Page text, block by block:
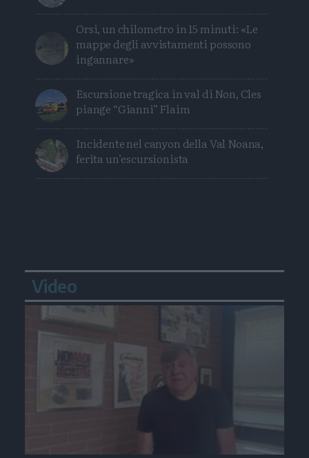
Orsi, un chilometro in 15 minuti: «Le
mappe degli avvistamenti possono
ingannare»
Escursione tragica in val di Non, Cles
piange “Gianni” Flaim
Incidente nel canyon della Val Noana,
ferita un’escursionista
Video